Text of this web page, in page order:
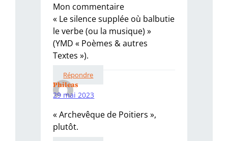
Mon commentaire
« Le silence supplée où balbutie
le verbe (ou la musique) »
(YMD « Poèmes & autres
Textes »).
Répondre
Phileas
29 mai 2023
« Archevêque de Poitiers »,
plutôt.